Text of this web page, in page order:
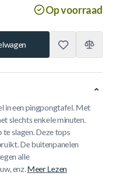
Op voorraad
in een pingpongtafel. Met
slechts enkele minuten.
slagen. Deze tops
De buitenpanelen
alle
enz.Meer Lezen